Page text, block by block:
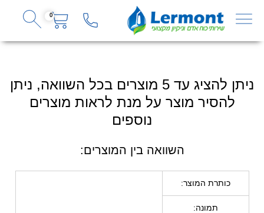
0
ניתן להציג עד 5 מוצרים בכל השוואה, ניתן
להסיר מוצר על מנת לראות מוצרים
נוספים
השוואה בין המוצרים:
כותרת המוצר:
תמונה: